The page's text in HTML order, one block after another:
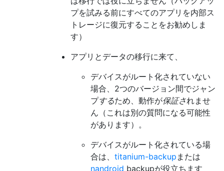
プを試みる前にすべてのアプリを内部ス
トレージに復元することをお勧めしま
す）
アプリとデータの移行に来て、
デバイスがルート化されていない
場合、2つのバージョン間でジャン
プするため、動作が保証されませ
ん（これは別の質問になる可能性
があります）。
デバイスがルート化されている場
合は、 titanium-backup または
nandroid backupが役立ちます